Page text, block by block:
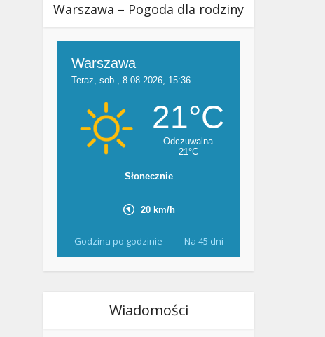
Warszawa – Pogoda dla rodziny
Godzina po godzinie Na 45 dni
Wiadomości